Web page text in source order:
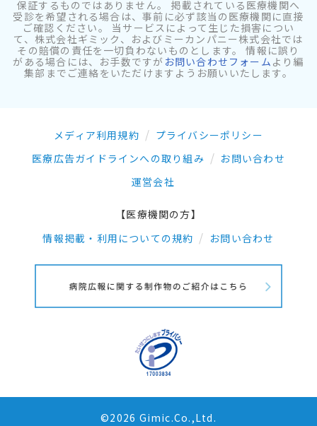
保証するものではありません。 掲載されている医療機関へ
受診を希望される場合は、事前に必ず該当の医療機関に直接
ご確認ください。 当サービスによって生じた損害につい
て、株式会社ギミック、およびミーカンパニー株式会社では
その賠償の責任を一切負わないものとします。 情報に誤り
がある場合には、お手数ですが お問い合わせフォーム より編
集部までご連絡をいただけますようお願いいたします。
メディア利用規約
プライバシーポリシー
医療広告ガイドラインへの取り組み
お問い合わせ
運営会社
【医療機関の方】
情報掲載・利用についての規約
お問い合わせ
©2026 Gimic.Co.,Ltd.